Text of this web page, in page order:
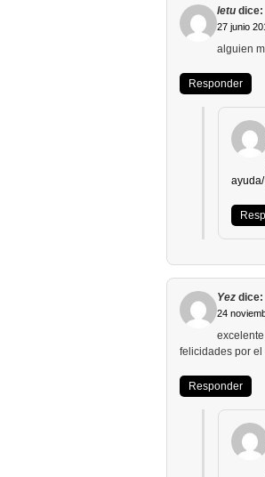
letu dice:
27 junio
alguien
Responder
ayuda/
Yez dice:
24
felicidades por el
Responder